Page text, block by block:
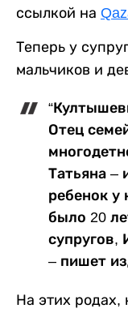
ссылкой на
Теперь у
мальчиков и
Отец
Татьяна –
ребенок у
было 20
супругов,
– пишет
На этих родах,